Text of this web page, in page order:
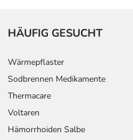
HÄUFIG GESUCHT
Wärmepflaster
Sodbrennen Medikamente
Thermacare
Voltaren
Hämorrhoiden Salbe